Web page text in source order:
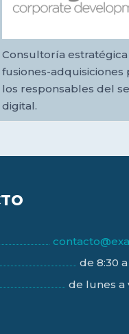
Consultoría estratégica
fusiones-adquisiciones
los responsables del
digital.
de 8:30 a
de lunes a